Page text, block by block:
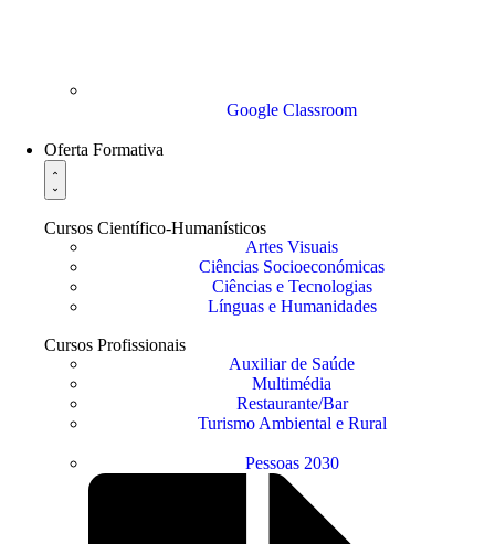
Google Classroom
Oferta Formativa
Cursos Científico-Humanísticos
Artes Visuais
Ciências Socioeconómicas
Ciências e Tecnologias
Línguas e Humanidades
Cursos Profissionais
Auxiliar de Saúde
Multimédia
Restaurante/Bar
Turismo Ambiental e Rural
Pessoas 2030